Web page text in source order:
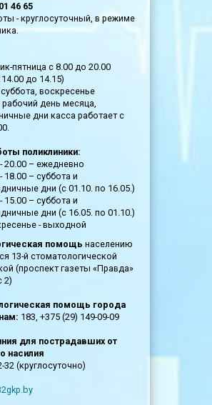
46 65
- круглосуточный, в режиме
пятница с 8.00 до 20.00
до 14.15)
воскресенье
день месяца,
дни касса работает с
поликлиники:
20.00 – ежедневно
18.00 – суббота и
дни (с 01.10. по 16.05.)
15.00 – суббота и
дни (с 16.05. по 01.10.)
- выходной
помощь населению
13-й стоматологической
(проспект газеты «Правда»
2)
помощь города
183, +375 (29) 149-09-09
для пострадавших от
насилия
32 (круглосуточно)